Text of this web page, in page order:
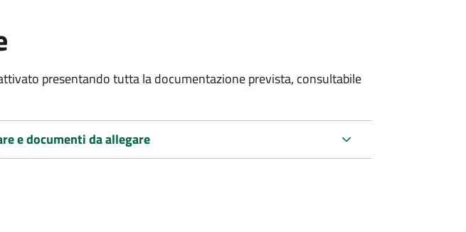
presentando tutta la documentazione prevista, consultabile
e documenti da allegare